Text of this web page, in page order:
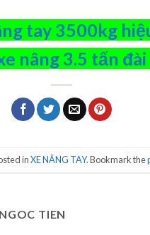
tay 3500kg
nâng 3.5 tấn
inXE NÂNG TAY. Bookmark the
NGOC TIEN